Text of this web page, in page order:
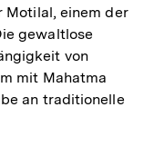
Motilal, einem der
gewaltlose
von
mit Mahatma
an traditionelle